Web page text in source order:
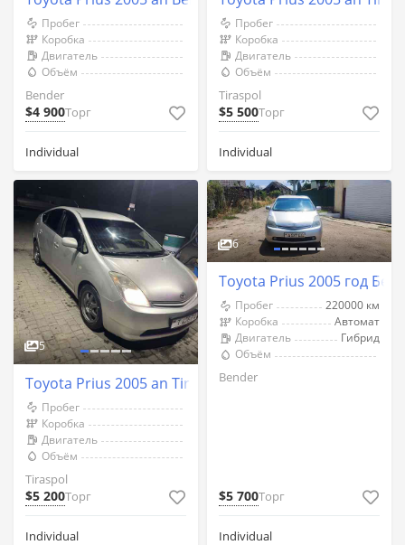
Пробег
Коробка
Двигатель
Объём
Bender
$4 900Торг
Individual
Пробег
Коробка
Двигатель
Объём
Tiraspol
$5 500Торг
Individual
5
Toyota Prius 2005 an Tiraspol
Пробег
Коробка
Двигатель
Объём
Tiraspol
$5 200Торг
Individual
6
Toyota Prius 2005 год
Пробег
220000 км
Коробка
Автомат
Двигатель
Гибрид
Объём
Bender
$5 700Торг
Individual